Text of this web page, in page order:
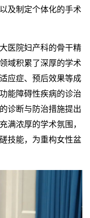
及制定个体化的手术
院妇产科的骨干精
域积累了深厚的学术
应症、预后效果等成
能障碍性疾病的诊治
诊断与防治措施提出
满浓厚的学术氛围，
技能，为重构女性盆